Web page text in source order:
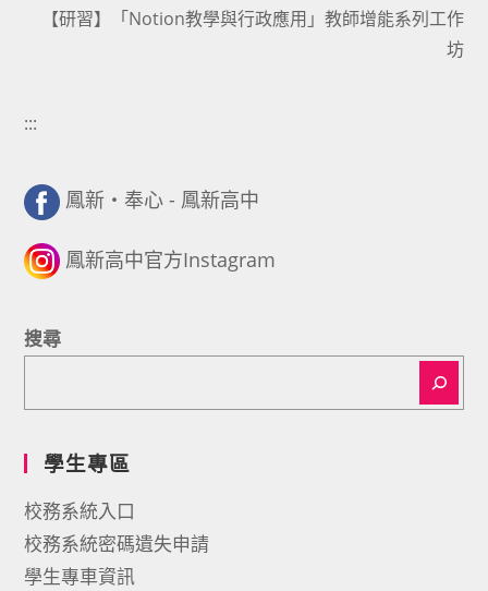
【研習】「Notion教學與行政應用」教師增能系列工作
坊
:::
鳳新・奉心 - 鳳新高中
鳳新高中官方Instagram
搜尋
學生專區
校務系統入口
校務系統密碼遺失申請
學生專車資訊